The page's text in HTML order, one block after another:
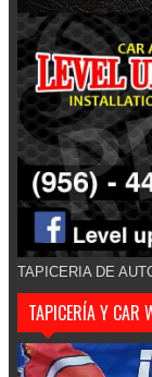
TAPICERIA DE
TAPICERÍA Y CAR